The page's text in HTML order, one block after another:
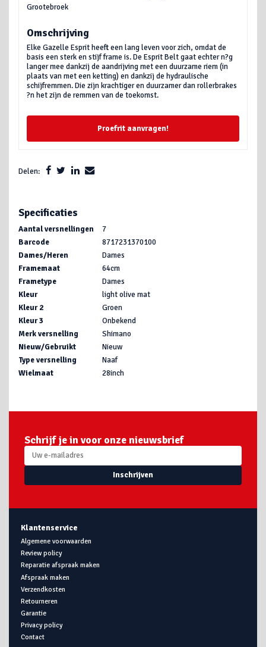
Grootebroek
Omschrijving
Elke Gazelle Esprit heeft een lang leven voor zich, omdat de
basis een sterk en stijf frame is. De Esprit Belt gaat echter n?g
langer mee dankzij de aandrijving met een duurzame riem (in
plaats van met een ketting) en dankzij de hydraulische
schijfremmen. Die zijn krachtiger en duurzamer dan rollerbrakes
?n het zijn de remmen van de toekomst.
Proefrit aanvragen!
Delen:
Specificaties
Aantal versnellingen
7
Barcode
8717231370100
Dames/Heren
Dames
Framemaat
64cm
Frametype
Dames
Kleur
light olive mat
Kleur 2
Groen
Kleur 3
Onbekend
Merk versnelling
Shimano
Nieuw/Gebruikt
Nieuw
Type versnelling
Naaf
Wielmaat
28inch
Schrijf je in voor onze nieuwsbrief
Inschrijven
Klantenservice
Algemene voorwaarden
Review policy
Reparatie afspraak maken
Afspraak maken
Verzendkosten
Retourneren
Garantie
Privacy policy
Contact